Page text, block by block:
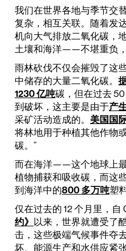
我们在世界各地与季节交
复杂，相互关联。随着发
机向大气排放二氧化碳，
土壤和海洋——不堪重负，
雨林砍伐不仅会摧毁了这
中储存的大量二氧化碳。
1230 亿吨碳，但在过去 50
到破坏，这主要是由于产
采矿活动造成的。 美国国
将林地用于种植其他作物
碳。”
而在海洋——这个地球上
植物捕获和吸收碳，而这
到海洋中的800 多万吨塑
仅在过去的 12 个月里，自
约》 以来，世界就遭受了
击，这些极端气候事件夺
坏、能源生产和水供应紧